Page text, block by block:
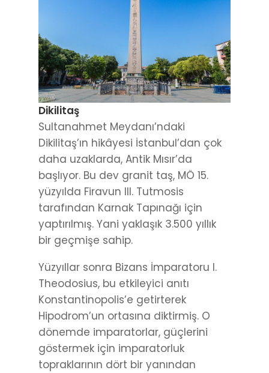
Dikilitaş
Sultanahmet Meydanı’ndaki
Dikilitaş’ın hikâyesi İstanbul’dan çok
daha uzaklarda, Antik Mısır’da
başlıyor. Bu dev granit taş, MÖ 15.
yüzyılda Firavun III. Tutmosis
tarafından Karnak Tapınağı için
yaptırılmış. Yani yaklaşık 3.500 yıllık
bir geçmişe sahip.
Yüzyıllar sonra Bizans İmparatoru I.
Theodosius, bu etkileyici anıtı
Konstantinopolis’e getirterek
Hipodrom’un ortasına diktirmiş. O
dönemde imparatorlar, güçlerini
göstermek için imparatorluk
topraklarının dört bir yanından